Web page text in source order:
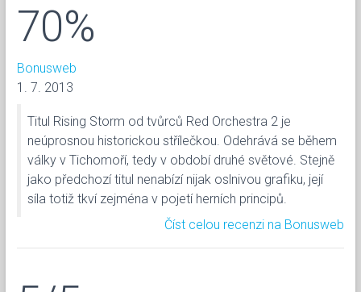
70%
Bonusweb
1. 7. 2013
Titul Rising Storm od tvůrců Red Orchestra 2 je
neúprosnou historickou střílečkou. Odehrává se během
války v Tichomoří, tedy v období druhé světové. Stejně
jako předchozí titul nenabízí nijak oslnivou grafiku, její
síla totiž tkví zejména v pojetí herních principů.
Číst celou recenzi na Bonusweb